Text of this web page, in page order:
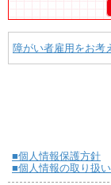
障がい者雇用をお
■個人情報保護方針
■個人情報の取り扱